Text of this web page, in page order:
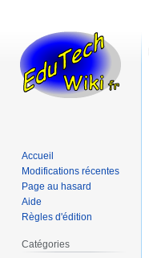
Accueil
Modifications récentes
Page au hasard
Aide
Règles d'édition
Catégories